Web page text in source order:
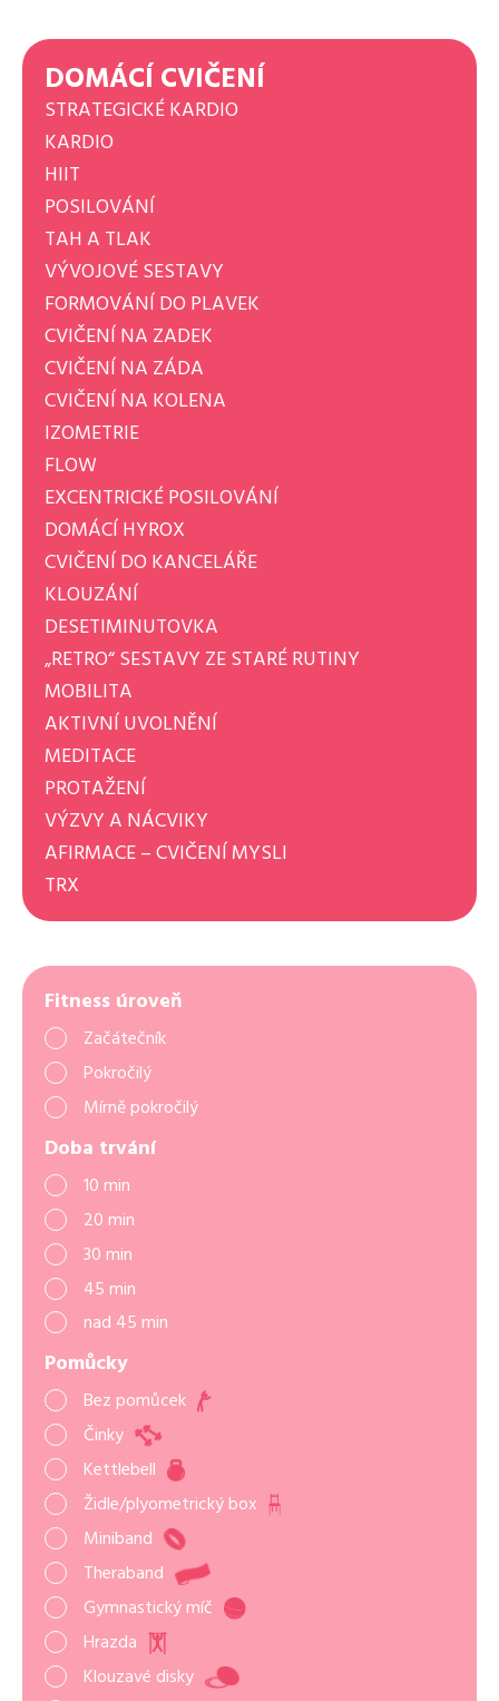
DOMÁCÍ CVIČENÍ
STRATEGICKÉ KARDIO
KARDIO
HIIT
POSILOVÁNÍ
TAH A TLAK
VÝVOJOVÉ SESTAVY
FORMOVÁNÍ DO PLAVEK
CVIČENÍ NA ZADEK
CVIČENÍ NA ZÁDA
CVIČENÍ NA KOLENA
IZOMETRIE
FLOW
EXCENTRICKÉ POSILOVÁNÍ
DOMÁCÍ HYROX
CVIČENÍ DO KANCELÁŘE
KLOUZÁNÍ
DESETIMINUTOVKA
„RETRO“ SESTAVY ZE STARÉ RUTINY
MOBILITA
AKTIVNÍ UVOLNĚNÍ
MEDITACE
PROTAŽENÍ
VÝZVY A NÁCVIKY
AFIRMACE – CVIČENÍ MYSLI
TRX
Fitness úroveň
Začátečník
Pokročilý
Mírně pokročilý
Doba trvání
10 min
20 min
30 min
45 min
nad 45 min
Pomůcky
Bez pomůcek
Činky
Kettlebell
Židle/plyometrický box
Miniband
Theraband
Gymnastický míč
Hrazda
Klouzavé disky